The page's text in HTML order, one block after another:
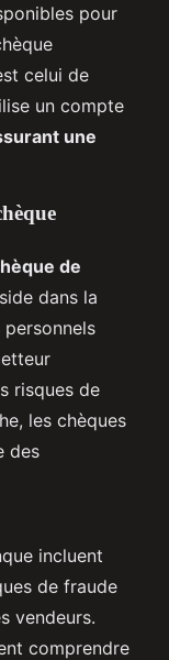
pour
celui de
un compte
une
de
dans la
risques de
les chèques
des
incluent
de fraude
vendeurs.
comprendre